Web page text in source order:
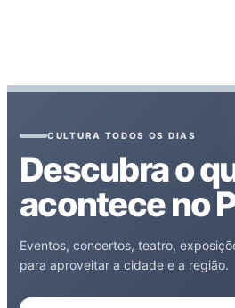
CULTURA TODOS OS DIAS
Descubra o
acontece no
Eventos, concertos, teatro,
para aproveitar a cidade e a região.